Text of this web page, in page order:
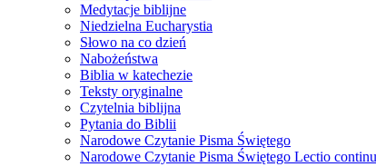
Medytacje biblijne
Niedzielna Eucharystia
Słowo na co dzień
Nabożeństwa
Biblia w katechezie
Teksty oryginalne
Czytelnia biblijna
Pytania do Biblii
Narodowe Czytanie Pisma Świętego
Narodowe Czytanie Pisma Świętego Lectio